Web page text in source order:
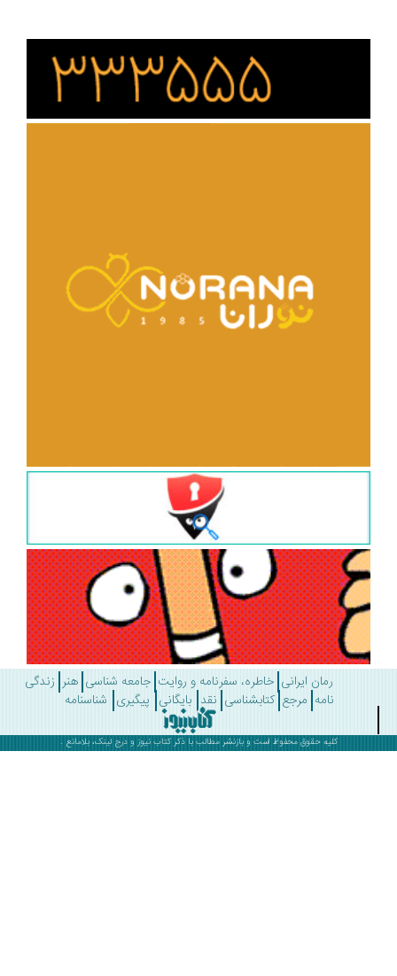
رمان ایرانی خاطره، سفرنامه و روایت جامعه شناسی هنر زندگی
مرجع کتابشناسی نقد بایگانی پیگیری شناسنامه
کلیه حقوق محفوظ است و بازنشر مطالب با ذکرکتاب نیوزو درج لینک، بلامانع .